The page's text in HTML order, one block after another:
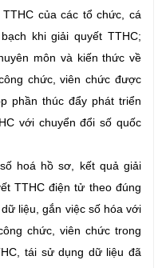
của các tổ chức, cá
khi giải quyết TTHC;
môn và kiến thức về
chức, viên chức được
phần thúc đẩy phát triển
với chuyển đổi số quốc
hoá hồ sơ, kết quả giải
TTHC điện tử theo đúng
liệu, gắn việc số hóa với
chức, viên chức trong
tái sử dụng dữ liệu đã